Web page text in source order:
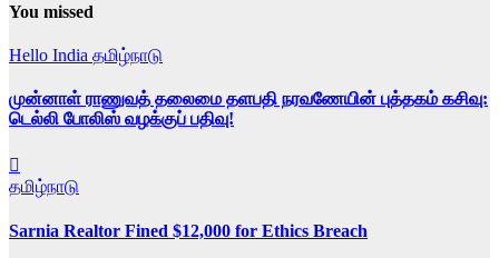
You missed
Hello India தமிழ்நாடு
முன்னாள் ராணுவத் தலைமை தளபதி நரவணேயின் புத்தகம் கசிவு:
டெல்லி போலிஸ் வழக்குப் பதிவு!
தமிழ்நாடு
Sarnia Realtor Fined $12,000 for Ethics Breach